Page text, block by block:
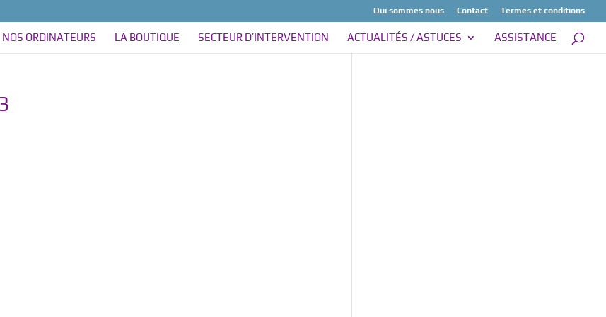
Qui sommes nous Contact Termes et conditions
NOS ORDINATEURS LA BOUTIQUE SECTEUR D’INTERVENTION ACTUALITÉS / ASTUCES ASSISTANCE